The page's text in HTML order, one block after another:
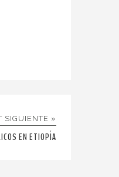
SIGUIENTE »
EN ETIOPÍA